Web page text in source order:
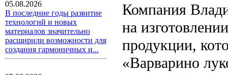
05.08.2026
В последние годы развитие
технологий и новых
материалов значительно
расширили возможности для
создания гармоничных и...
Компания
на
продукции,
«Варварино